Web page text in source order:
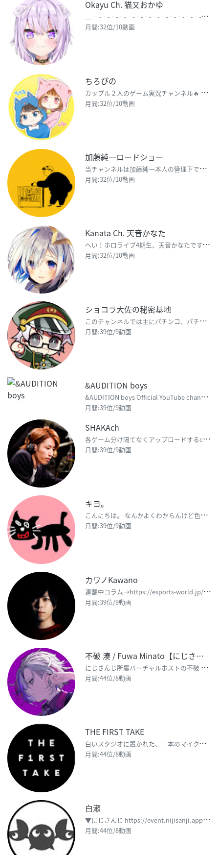
Okayu Ch. 猫又おかゆ
＿
‐-‐-‐-‐-‐-‐-‐-‐-‐-‐-‐-‐-‐-‐-‐-‐-‐-‐-‐-‐-‐-‐-‐‐-
月間:32位/10動画
ちろぴの
カ
ップル２人のゲーム実況チャンネル🔥 🐶♂▹▸ちろる 🐱♀▹▸ぴの ‎✼••┈┈┈┈••✼••┈┈
月間:32位/10動画
加藤純一ロードショー
当
チャンネルは加藤純一本人の管理下で運営しています。 権利関係等問題がありましたらTwitterDM
月間:32位/10動画
Kanata Ch. 天音かなた
へ
い！ホロライブ4期生、天音かなたです。PP天使 毎日18～20時頃に配信しています。よろしくお願い
月間:32位/10動画
ショコラ大佐の秘密基地
こ
のチャンネルでは主にパチンコ、パチスロの実機配信を行っています。 他にもゲーム配信や雑談を行ってい
月間:39位/9動画
&AUDITION boys
&
AUDITION boys Official YouTube channel. #andAUDIT
月間:39位/9動画
SHAKAch
各
ゲーム分け隔てなくアップロードするch。基本的に垂れ流し記録用のチャンネルです。 どこかで誰かの参
月間:39位/9動画
キヨ。
こ
んにちは。 なんかよくわからんけど色々やる。 【ツイッター】 http://twitter.com
月間:39位/9動画
カワノKawano
連
載中コラム→https://esports-world.jp/column/24338 メンバーシ
月間:39位/9動画
不破 湊 / Fuwa Minato【にじさんじ】
に
じさんじ所属バーチャルホストの不破 湊（ふわ みなと）です🥂 お酒飲めません。 ▼Twitte
月間:44位/8動画
THE FIRST TAKE
白
いスタジオに置かれた、一本のマイク。 ここでのルールは、ただ一つ。 一発撮りのパフォーマンスをす
月間:44位/8動画
白瀬
▼
にじさんじ https://event.nijisanji.app/guidelines ▼公式（
月間:44位/8動画